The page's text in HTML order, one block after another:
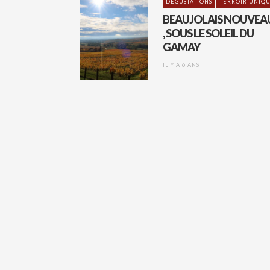
DÉGUSTATIONS
TERROIR
BEAUJOLAIS
, SOUS LE SOLEIL DU
GAMAY
IL Y A 6 ANS